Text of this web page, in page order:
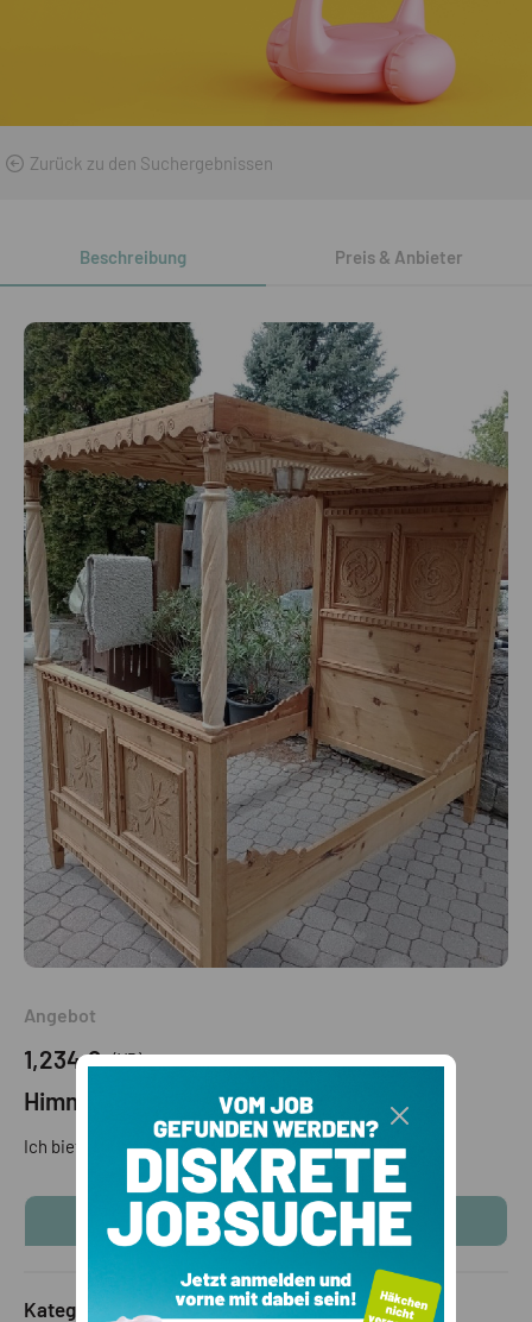
Zurück zu den Suchergebnissen
Beschreibung Preis & Anbieter
Angebot
1,234 € (VB)
Himmelbett
Ich biete Himmelbett aus Zirbe
KONTAKTINFOS ANZEIGEN
Kategorie